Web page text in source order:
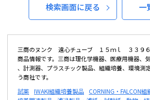
検索画面に戻る 一
三商のヌンク 遠心チューブ １５ｍｌ ３３９
商品情報です。三商は理化学機器、医療用機器、
、計測器、プラスチック製品、組織培養、環境測
う商社です。
試薬 IWAKI組織培養製品 CORNING・FALCON